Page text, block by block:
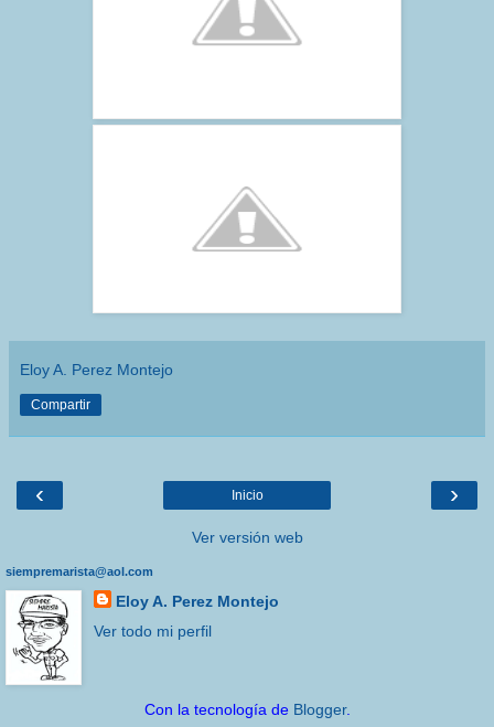
Eloy A. Perez Montejo
Compartir
‹ ›
Inicio
Ver versión web
siempremarista@aol.com
Eloy A. Perez Montejo
Ver todo mi perfil
Con la tecnología de Blogger.